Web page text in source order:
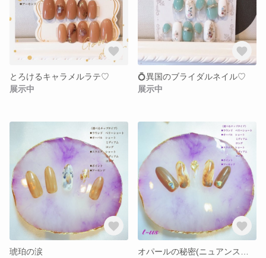
とろけるキャラメルラテ♡
展示中
💍異国のブライダルネイル♡
展示中
琥珀の涙